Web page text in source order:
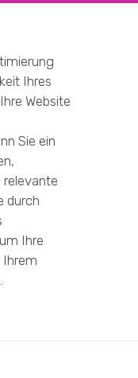
Ihres
Website
Sie ein
relevante
durch
Ihre
Ihrem